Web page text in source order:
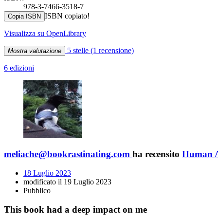
978-3-7466-3518-7
Copia ISBN ISBN copiato!
Visualizza su OpenLibrary
Mostra valutazione 5 stelle (1 recensione)
6 edizioni
meliache@bookrastinating.com ha recensito Human
18 Luglio 2023
modificato il 19 Luglio 2023
Pubblico
This book had a deep impact on me